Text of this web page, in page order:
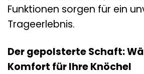
Funktionen sorgen für ein
Trageerlebnis.
Der gepolsterte Schaft:
Komfort für Ihre Knöchel